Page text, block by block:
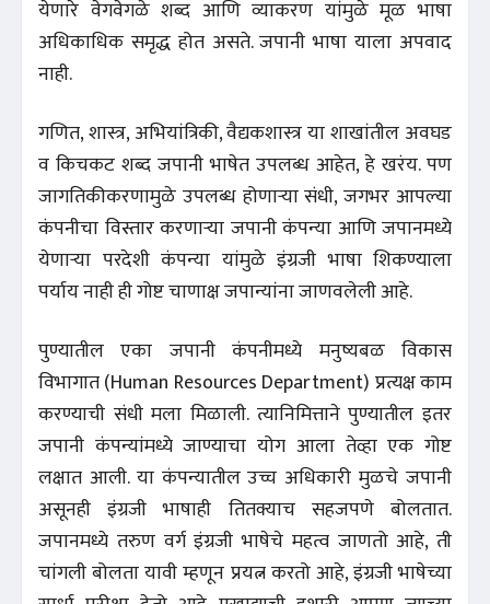
येणारे वेगवेगळे शब्द आणि व्याकरण यांमुळे मूळ भाषा
अधिकाधिक समृद्ध होत असते. जपानी भाषा याला अपवाद
नाही.
गणित, शास्त्र, अभियांत्रिकी, वैद्यकशास्त्र या शाखांतील अवघड
व किचकट शब्द जपानी भाषेत उपलब्ध आहेत, हे खरंय. पण
जागतिकीकरणामुळे उपलब्ध होणाऱ्या संधी, जगभर आपल्या
कंपनीचा विस्तार करणाऱ्या जपानी कंपन्या आणि जपानमध्ये
येणाऱ्या परदेशी कंपन्या यांमुळे इंग्रजी भाषा शिकण्याला
पर्याय नाही ही गोष्ट चाणाक्ष जपान्यांना जाणवलेली आहे.
पुण्यातील एका जपानी कंपनीमध्ये मनुष्यबळ विकास
विभागात (Human Resources Department) प्रत्यक्ष काम
करण्याची संधी मला मिळाली. त्यानिमित्ताने पुण्यातील इतर
जपानी कंपन्यांमध्ये जाण्याचा योग आला तेव्हा एक गोष्ट
लक्षात आली. या कंपन्यातील उच्च अधिकारी मुळचे जपानी
असूनही इंग्रजी भाषाही तितक्याच सहजपणे बोलतात.
जपानमध्ये तरुण वर्ग इंग्रजी भाषेचे महत्व जाणतो आहे, ती
चांगली बोलता यावी म्हणून प्रयत्न करतो आहे, इंग्रजी भाषेच्या